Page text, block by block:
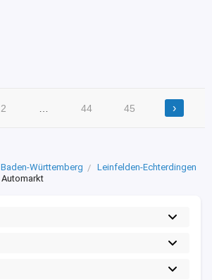
2 44 45 ›
Baden-Württemberg
Leinfelden-Echterdingen
Automarkt